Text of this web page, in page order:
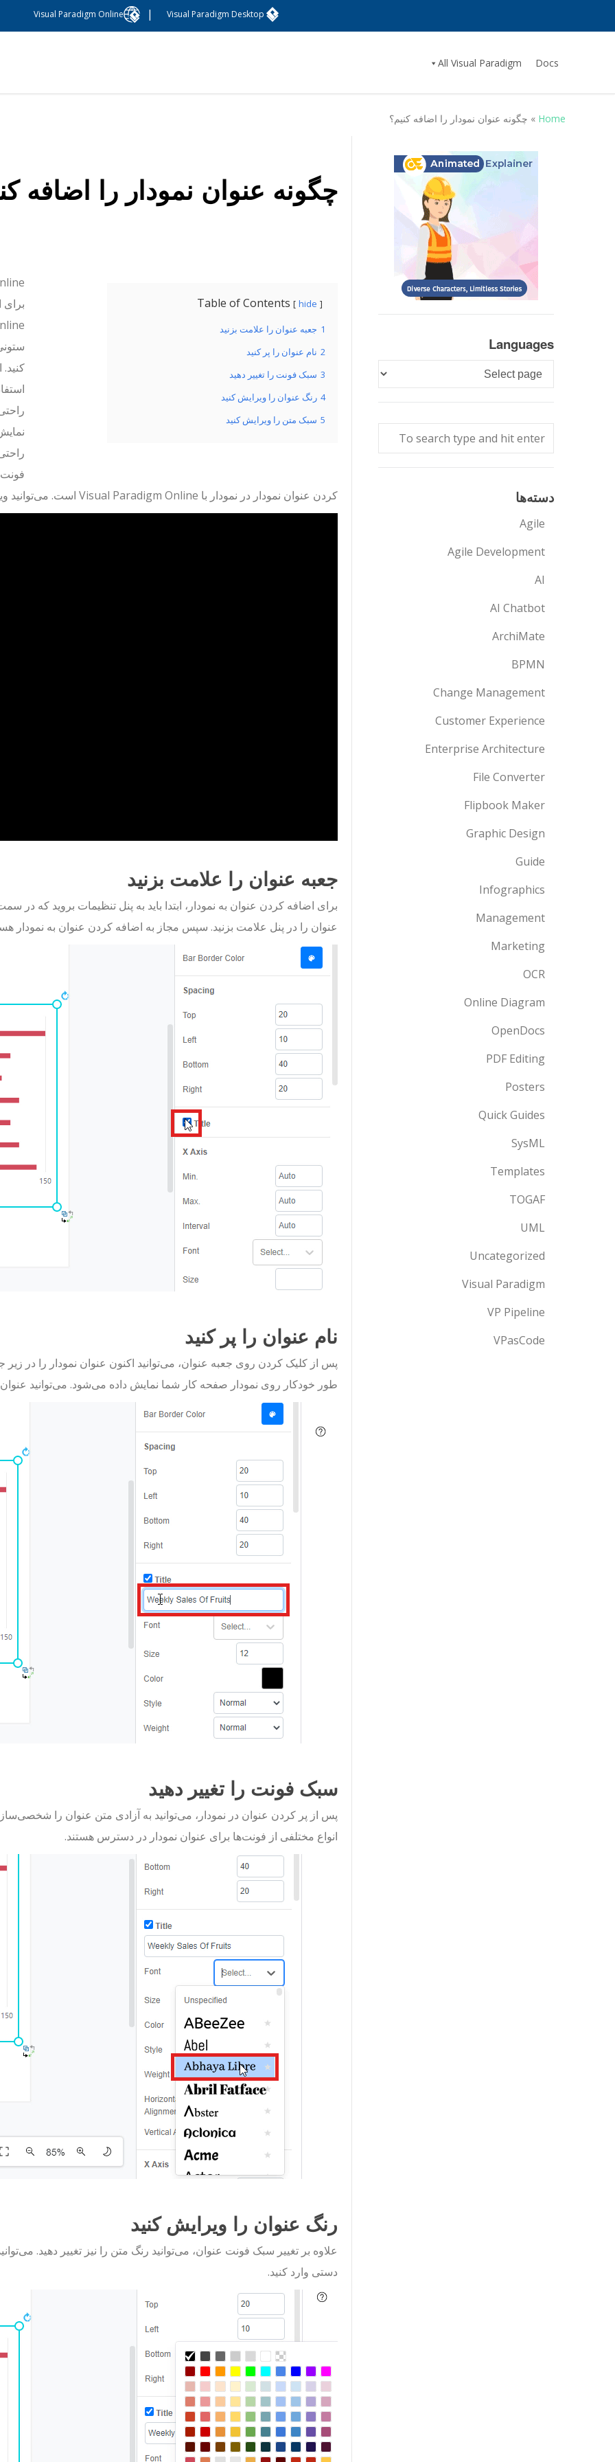
Visual Paradigm Desktop
|
Visual Paradigm Online
Docs
All Visual Paradigm
Home
» چگونه عنوان نمودار را اضافه کنیم؟
چگونه عنوان نمودار را اضافه
Table of Contents hide
1 جعبه عنوان را علامت بزنید
2 نام عنوان را پر کنید
3 سبک فونت را تغییر دهید
4 رنگ عنوان را ویرایش کنید
5 سبک متن را ویرایش کنید
کردن عنوان نمودار در نمودار با Visual Paradigm Online است. می‌توانید ویدیو پیوست شده را تماشا کنید یا راهنما را در زیر بخوانید.
جعبه عنوان را علامت بزنید
برای اضافه کردن عنوان به نمودار، ابتدا باید به پنل تنظیمات بروید که
عنوان را در پنل علامت بزنید. سپس مجاز به اضافه کردن عنوان به نمودار
نام عنوان را پر کنید
پس از کلیک کردن روی جعبه عنوان، می‌توانید اکنون عنوان نمودار را در
طور خودکار روی نمودار صفحه کار شما نمایش داده می‌شود. می‌توانید عنوان
سبک فونت را تغییر دهید
پس از پر کردن عنوان در نمودار، می‌توانید به آزادی متن عنوان را
انواع مختلفی از فونت‌ها برای عنوان نمودار در دسترس هستند.
رنگ عنوان را ویرایش کنید
علاوه بر تغییر سبک فونت عنوان، می‌توانید رنگ متن را نیز تغییر دهید.
دستی وارد کنید.
Languages
Languages
دسته‌ها
Agile
Agile Development
AI
AI Chatbot
ArchiMate
BPMN
Change Management
Customer Experience
Enterprise Architecture
File Converter
Flipbook Maker
Graphic Design
Guide
Infographics
Management
Marketing
OCR
Online Diagram
OpenDocs
PDF Editing
Posters
Quick Guides
SysML
Templates
TOGAF
UML
Uncategorized
Visual Paradigm
VP Pipeline
VPasCode